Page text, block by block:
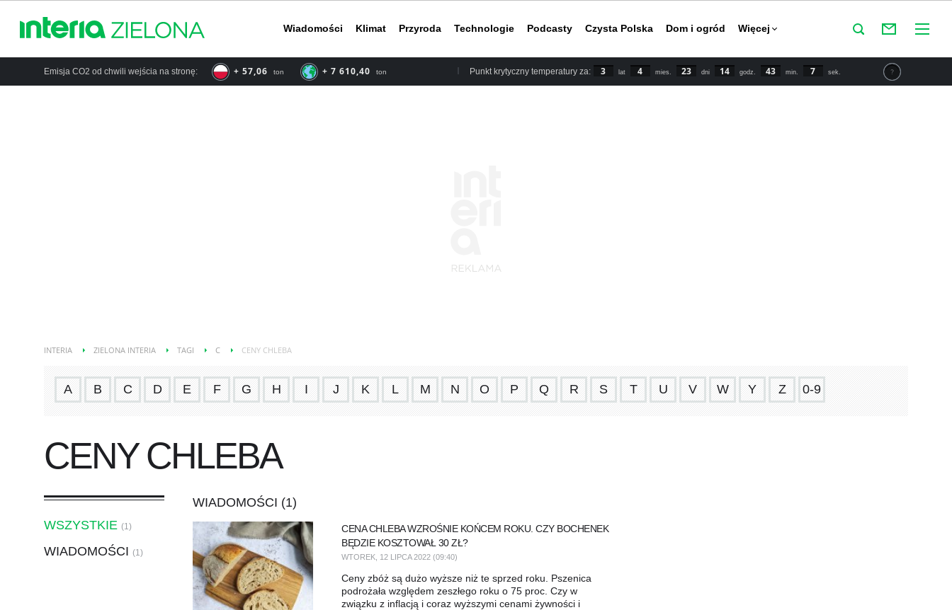
Wiadomości Klimat Przyroda Technologie Podcasty Czysta Polska Dom i ogród Więcej
Emisja CO2 od chwili wejścia na stronę: + 66,57 ton + 8 878,80 ton Punkt krytyczny temperatury za: 3 lat 4 mies. 23 dni 14 godz. 43 min. 6 sek.
INTERIA ZIELONA INTERIA TAGI C CENY CHLEBA
A B C D E F G H I J K L M N O P Q R S T U V W Y Z 0-9
CENY CHLEBA
WSZYSTKIE (1)
WIADOMOŚCI (1)
WIADOMOŚCI (1)
CENA CHLEBA WZROŚNIE KOŃCEM ROKU. CZY BOCHENEK
BĘDZIE KOSZTOWAŁ 30 ZŁ?
WTOREK, 12 LIPCA 2022 (09:40)
Ceny zbóż są dużo wyższe niż te sprzed roku. Pszenica
podrożała względem zeszłego roku o 75 proc. Czy w
związku z inflacją i coraz wyższymi cenami żywności i